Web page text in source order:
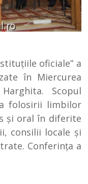
oficiale” a
în Miercurea
Scopul
folosirii limbilor
şi oral în diferite
consilii locale şi
Conferinţa a